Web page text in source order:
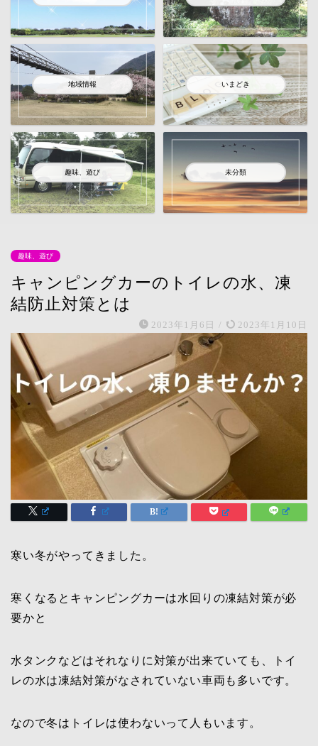
地域情報 いまどき
趣味、遊び 未分類
趣味、遊び
キャンピングカーのトイレの水、凍
結防止対策とは
2023年1月6日 / 2023年1月10日
寒い冬がやってきました。
寒くなるとキャンピングカーは水回りの凍結対策が必
要かと
水タンクなどはそれなりに対策が出来ていても、トイ
レの水は凍結対策がなされていない車両も多いです。
なので冬はトイレは使わないって人もいます。